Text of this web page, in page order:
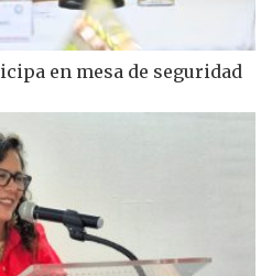
en mesa de seguridad